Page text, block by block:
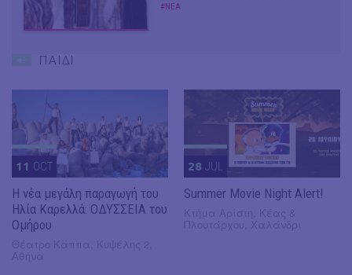
#ΝΕΑ
ΠΑΙΔΙ
11 OCT
Η νέα μεγάλη παραγωγή του
Ηλία Καρελλά: ΟΔΥΣΣΕΙΑ του
Ομήρου
28 JUL
Summer Movie Night Alert!